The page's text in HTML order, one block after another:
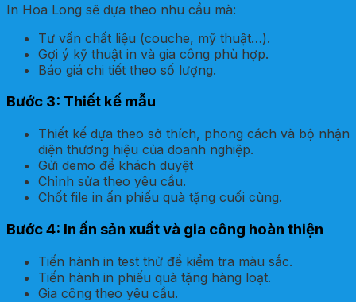
In Hoa Long sẽ dựa theo nhu cầu mà:
Tư vấn chất liệu (couche, mỹ thuật…).
Gợi ý kỹ thuật in và gia công phù hợp.
Báo giá chi tiết theo số lượng.
Bước 3: Thiết kế mẫu
Thiết kế dựa theo sở thích, phong cách và bộ nhận
diện thương hiệu của doanh nghiệp.
Gửi demo để khách duyệt
Chỉnh sửa theo yêu cầu.
Chốt file in ấn phiếu quà tặng cuối cùng.
Bước 4: In ấn sản xuất và gia công hoàn thiện
Tiến hành in test thử để kiểm tra màu sắc.
Tiến hành in phiếu quà tặng hàng loạt.
Gia công theo yêu cầu.